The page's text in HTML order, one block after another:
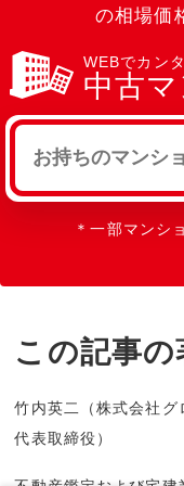
の相場価
WEBでカン
中古
＊一部マンシ
この記事の
竹内英二（株式会社グ
代表取締役）